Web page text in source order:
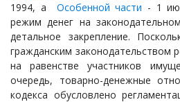
1994, а Особенной части - 1
режим денег на
детальное закрепление.
гражданским законодательством
на равенстве участников
очередь, товарно-денежные
кодекса обусловлено